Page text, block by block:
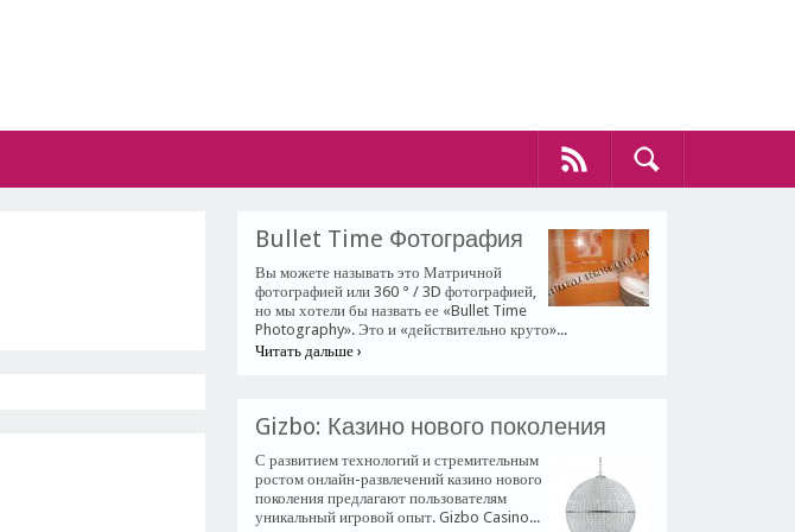
​Bullet Time Фотография
Вы можете называть это Матричной
фотографией или 360 ° / 3D фотографией,
но мы хотели бы назвать ее «Bullet Time
Photography». Это и «действительно круто»...
Читать дальше ›
​Gizbo: Казино нового поколения
С развитием технологий и стремительным
ростом онлайн-развлечений казино нового
поколения предлагают пользователям
уникальный игровой опыт. Gizbo Casino...